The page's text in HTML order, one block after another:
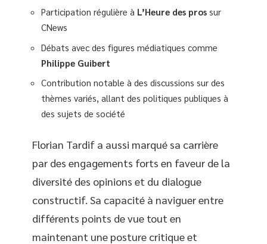
Participation régulière à L’Heure des pros sur
CNews
Débats avec des figures médiatiques comme
Philippe Guibert
Contribution notable à des discussions sur des
thèmes variés, allant des politiques publiques à
des sujets de société
Florian Tardif a aussi marqué sa carrière
par des engagements forts en faveur de la
diversité des opinions et du dialogue
constructif. Sa capacité à naviguer entre
différents points de vue tout en
maintenant une posture critique et